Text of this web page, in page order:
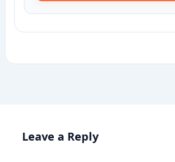
Leave a Reply